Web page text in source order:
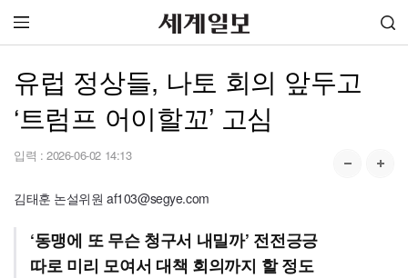
유럽 정상들, 나토 회의 앞두고
‘트럼프 어이할꼬’ 고심
입력 : 2026-06-02 14:13
김태훈 논설위원 af103@segye.com
‘동맹에 또 무슨 청구서 내밀까’ 전전긍긍
따로 미리 모여서 대책 회의까지 할 정도